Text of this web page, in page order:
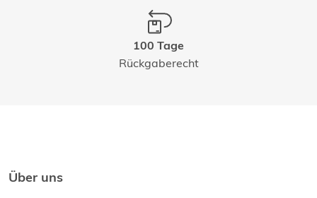
100 Tage
Rückgaberecht
Über uns